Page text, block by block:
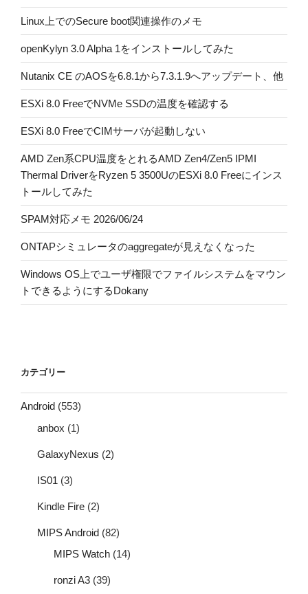
Linux上でのSecure boot関連操作のメモ
openKylyn 3.0 Alpha 1をインストールしてみた
Nutanix CE のAOSを6.8.1から7.3.1.9へアップデート、他
ESXi 8.0 FreeでNVMe SSDの温度を確認する
ESXi 8.0 FreeでCIMサーバが起動しない
AMD Zen系CPU温度をとれるAMD Zen4/Zen5 IPMI
Thermal DriverをRyzen 5 3500UのESXi 8.0 Freeにインス
トールしてみた
SPAM対応メモ 2026/06/24
ONTAPシミュレータのaggregateが見えなくなった
Windows OS上でユーザ権限でファイルシステムをマウン
トできるようにするDokany
カテゴリー
Android (553)
anbox (1)
GalaxyNexus (2)
IS01 (3)
Kindle Fire (2)
MIPS Android (82)
MIPS Watch (14)
ronzi A3 (39)